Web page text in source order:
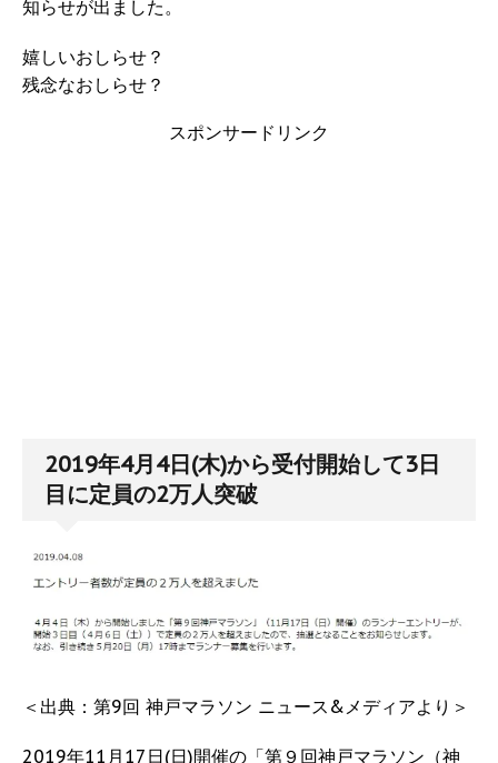
知らせが出ました。
嬉しいおしらせ？
残念なおしらせ？
スポンサードリンク
2019年4月4日(木)から受付開始して3日
目に定員の2万人突破
＜出典：第9回 神戸マラソン ニュース&メディアより＞
2019年11月17日(日)開催の「第９回神戸マラソン（神